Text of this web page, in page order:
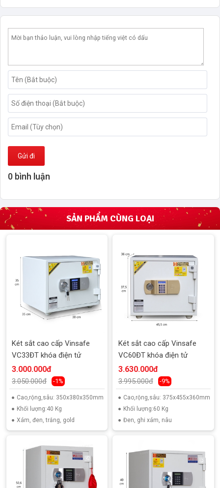
Gửi đi
0 bình luận
SẢN PHẨM CÙNG LOẠI
Két sắt cao cấp Vinsafe
VC33ĐT khóa điện tử
3.000.000đ
3.050.000đ -1%
Cao,rộng,sâu: 350x380x350mm
Khối lượng:40 Kg
Xám, đen, trắng, gold
Két sắt cao cấp Vinsafe
VC60ĐT khóa điện tử
3.630.000đ
3.995.000đ -9%
Cao,rộng,sâu: 375x455x360mm
Khối lượng:60 Kg
Đen, ghi xám, nâu